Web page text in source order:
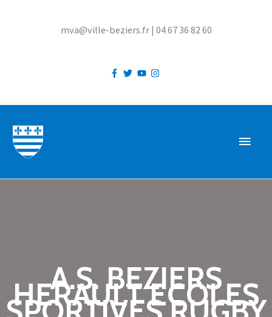
mva@ville-beziers.fr | 04 67 36 82 60
A.S. BEZIERS
HERAULT ECOLES